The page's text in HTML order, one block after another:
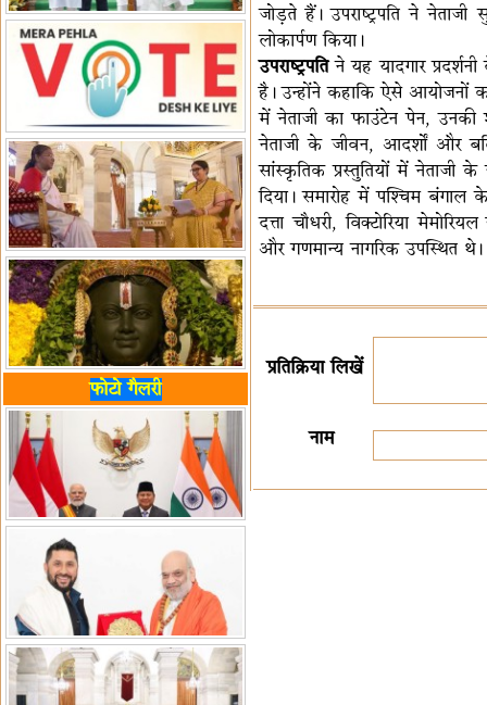
पहचान दिलाएं'
अल्पसंख्यक मंत्री ने की हज
नीति-2027 की घोषणा
राखीगढ़ी में मिले मानव कंकाल
अवशेष
राष्ट्रपति ने कूनो उद्यान में चीता
प्रबंधन देखा
फोटो गैलरी
जोड़ते हैं। उपराष्ट्रपति ने
लोकार्पण किया।
उपराष्ट्रपतिने यह यादगार
है। उन्होंने कहाकि ऐसे आयोजनों
में नेताजी का फाउंटेन पेन, उनकी
नेताजी के जीवन, आदर्शों और
सांस्कृतिक प्रस्तुतियों में नेताजी
दिया। समारोह में पश्चिम बंगाल
दत्ता चौधरी, विक्टोरिया
और गणमान्य नागरिक उपस्थित थे।
प्रतिक्रिया लिखें
नाम